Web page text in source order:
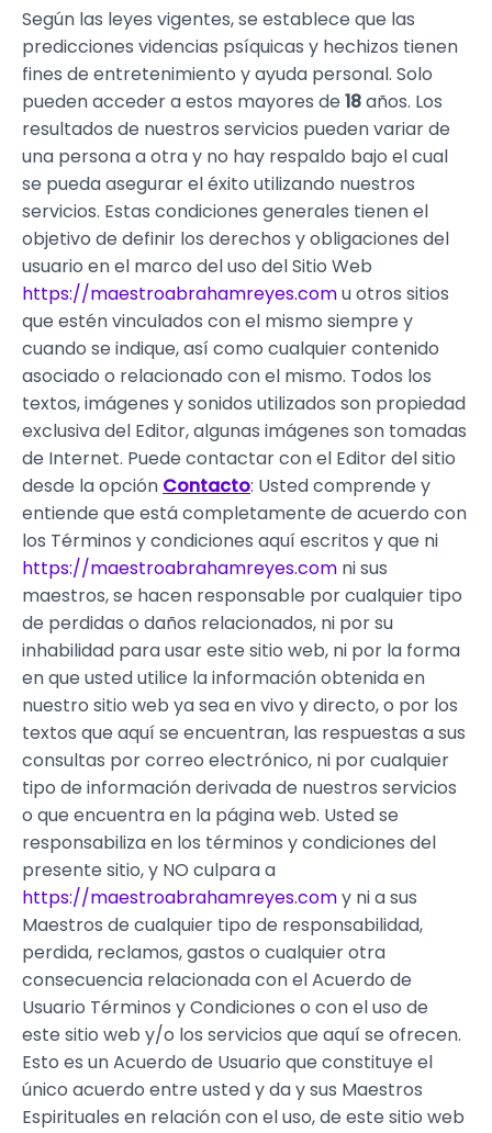
Según las leyes vigentes, se establece que las
predicciones videncias psíquicas y hechizos tienen
fines de entretenimiento y ayuda personal. Solo
pueden acceder a estos mayores de 18años. Los
resultados de nuestros servicios pueden variar de
una persona a otra y no hay respaldo bajo el cual
se pueda asegurar el éxito utilizando nuestros
servicios. Estas condiciones generales tienen el
objetivo de definir los derechos y obligaciones del
usuario en el marco del uso del Sitio Web
https://maestroabrahamreyes.comu otros sitios
que estén vinculados con el mismo siempre y
cuando se indique, así como cualquier contenido
asociado o relacionado con el mismo. Todos los
textos, imágenes y sonidos utilizados son propiedad
exclusiva del Editor, algunas imágenes son tomadas
de Internet. Puede contactar con el Editor del sitio
desde la opción Contacto: Usted comprende y
entiende que está completamente de acuerdo con
los Términos y condiciones aquí escritos y que ni
https://maestroabrahamreyes.com ni sus
maestros, se hacen responsable por cualquier tipo
de perdidas o daños relacionados, ni por su
inhabilidad para usar este sitio web, ni por la forma
en que usted utilice la información obtenida en
nuestro sitio web ya sea en vivo y directo, o por los
textos que aquí se encuentran, las respuestas a sus
consultas por correo electrónico, ni por cualquier
tipo de información derivada de nuestros servicios
o que encuentra en la página web. Usted se
responsabiliza en los términos y condiciones del
presente sitio, y NO culpara a
https://maestroabrahamreyes.comy ni a sus
Maestros de cualquier tipo de responsabilidad,
perdida, reclamos, gastos o cualquier otra
consecuencia relacionada con el Acuerdo de
Usuario Términos y Condiciones o con el uso de
este sitio web y/o los servicios que aquí se ofrecen.
Esto es un Acuerdo de Usuario que constituye el
único acuerdo entre usted y da y sus Maestros
Espirituales en relación con el uso, de este sitio web